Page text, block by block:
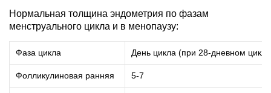
Нормальная толщина эндометрия по фазам
менструального цикла и в менопаузу:
Фаза цикла День цикла (при 28-дневном
Фолликулиновая ранняя 5-7